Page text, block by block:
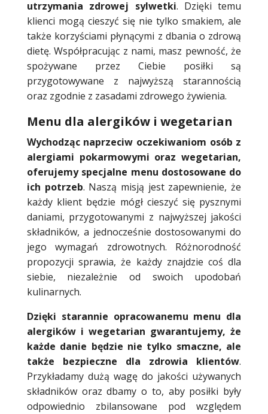
utrzymania zdrowej sylwetki. Dzięki temu
klienci mogą cieszyć się nie tylko smakiem, ale
także korzyściami płynącymi z dbania o zdrową
dietę. Współpracując z nami, masz pewność, że
spożywane przez Ciebie posiłki są
przygotowywane z najwyższą starannością
oraz zgodnie z zasadami zdrowego żywienia.
Menu dla alergików i wegetarian
Wychodząc naprzeciw oczekiwaniom osób z
alergiami pokarmowymi oraz wegetarian,
oferujemy specjalne menu dostosowane do
ich potrzeb. Naszą misją jest zapewnienie, że
każdy klient będzie mógł cieszyć się pysznymi
daniami, przygotowanymi z najwyższej jakości
składników, a jednocześnie dostosowanymi do
jego wymagań zdrowotnych. Różnorodność
propozycji sprawia, że każdy znajdzie coś dla
siebie, niezależnie od swoich upodobań
kulinarnych.
Dzięki starannie opracowanemu menu dla
alergików i wegetarian gwarantujemy, że
każde danie będzie nie tylko smaczne, ale
także bezpieczne dla zdrowia klientów.
Przykładamy dużą wagę do jakości używanych
składników oraz dbamy o to, aby posiłki były
odpowiednio zbilansowane pod względem